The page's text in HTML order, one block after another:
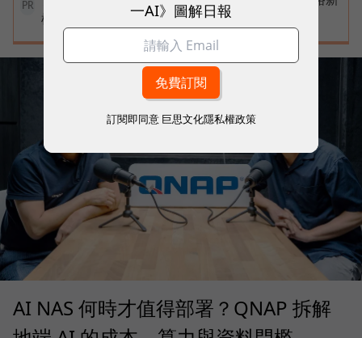
PR
標準
AI NAS 何時才值得部署？QNAP 拆解
一AI》圖解日報
訂閱即同意 巨思文化隱私權政策